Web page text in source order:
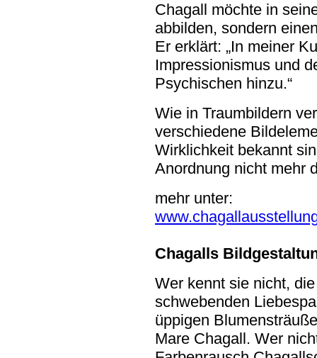
Chagall möchte in
abbilden, sondern
Er erklärt: „In meiner
Impressionismus und
Psychischen hinzu.“
Wie in Traumbildern
verschiedene
Wirklichkeit bekannt
Anordnung nicht mehr
mehr unter:
Chagalls
Wer kennt sie nicht,
schwebenden
üppigen
Mare Chagall. Wer